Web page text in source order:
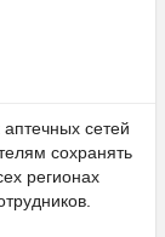
сетей
сохранять
регионах